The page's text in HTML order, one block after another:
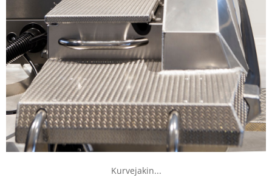
Kurvejakin...